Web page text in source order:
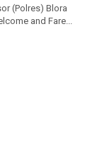
(Polres) Blora
and Fare...